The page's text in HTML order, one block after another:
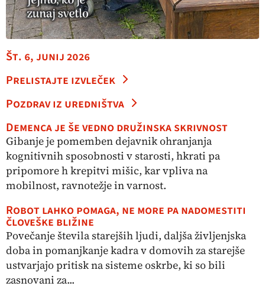
Št. 6, junij 2026
Prelistajte izvleček
Pozdrav iz uredništva
Demenca je še vedno družinska skrivnost
Gibanje je pomemben dejavnik ohranjanja
kognitivnih sposobnosti v starosti, hkrati pa
pripomore h krepitvi mišic, kar vpliva na
mobilnost, ravnotežje in varnost.
Robot lahko pomaga, ne more pa nadomestiti
človeške bližine
Povečanje števila starejših ljudi, daljša življenjska
doba in pomanjkanje kadra v domovih za starejše
ustvarjajo pritisk na sisteme oskrbe, ki so bili
zasnovani za...